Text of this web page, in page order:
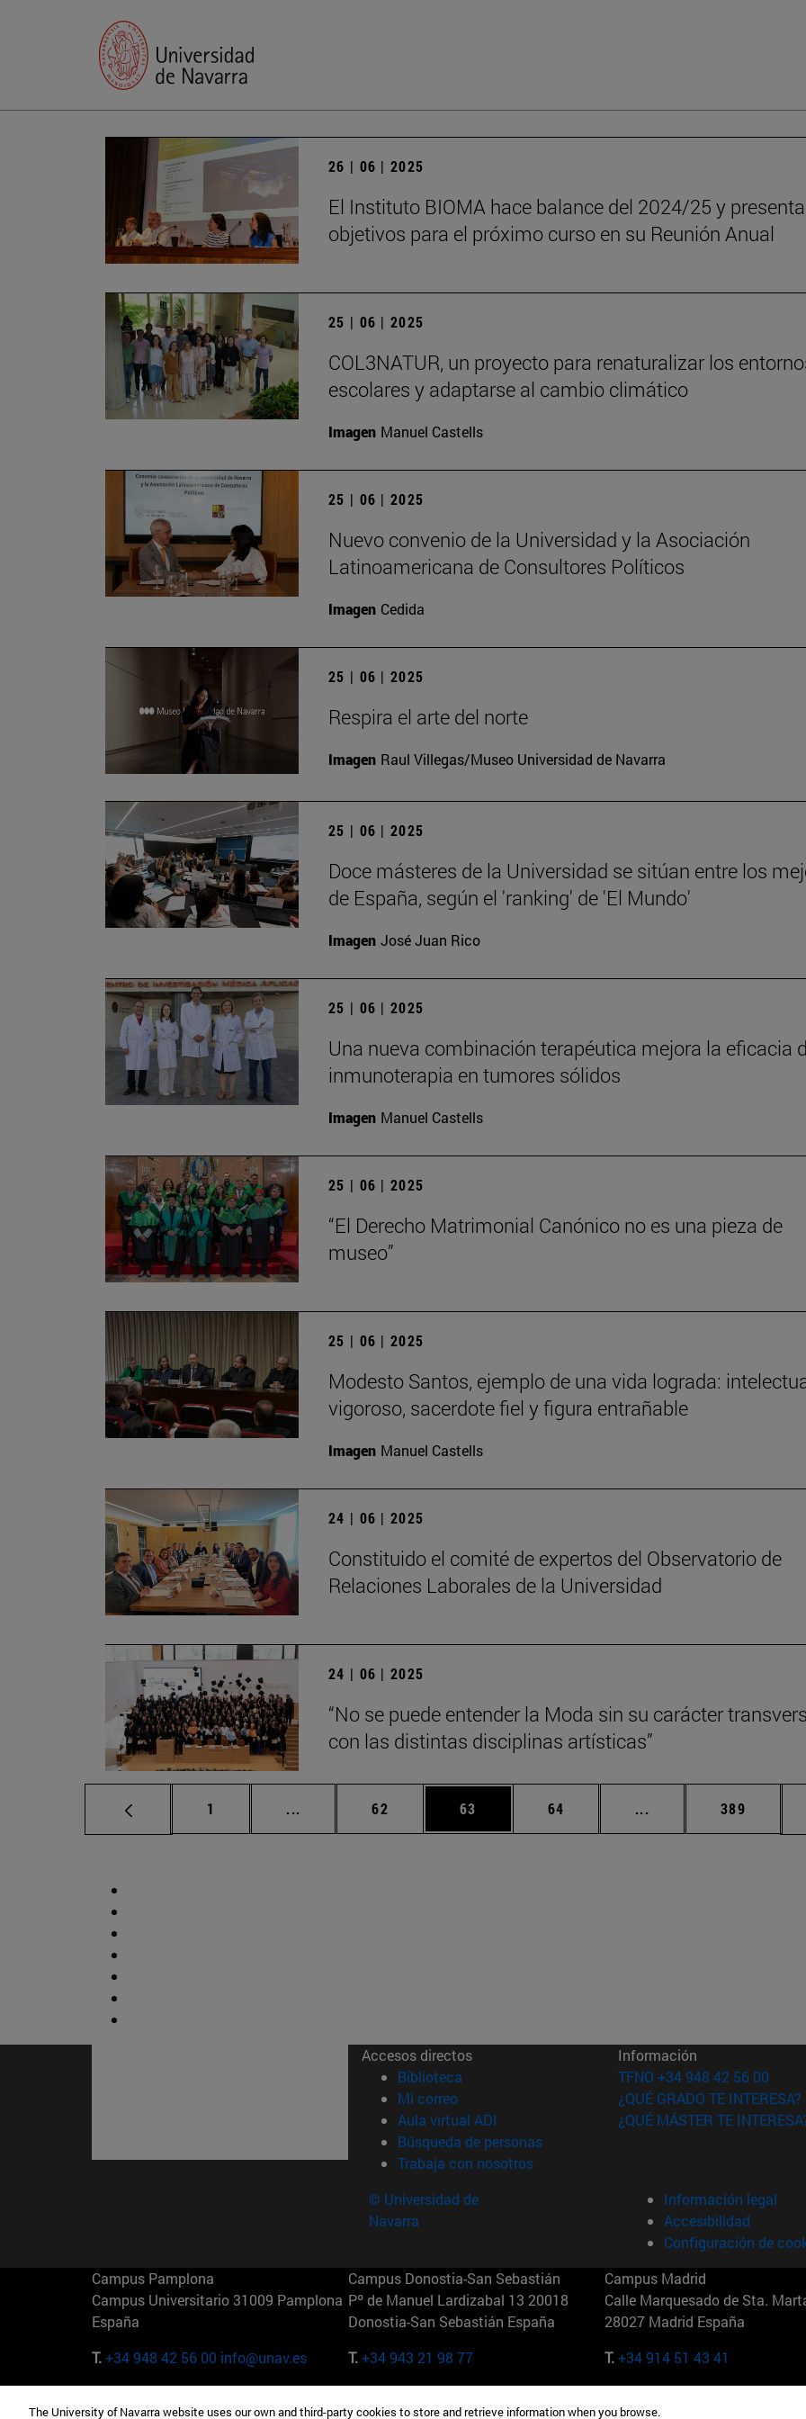
26 | 06 | 2025
El Instituto BIOMA hace balance del 2024/25 y
objetivos para el próximo curso en su Reunión Anual
25 | 06 | 2025
COL3NATUR, un proyecto para renaturalizar los
escolares y adaptarse al cambio climático
Imagen Manuel Castells
25 | 06 | 2025
Nuevo convenio de la Universidad y la Asociación
Latinoamericana de Consultores Políticos
Imagen Cedida
25 | 06 | 2025
Respira el arte del norte
Imagen Raul Villegas/Museo Universidad de Navarra
25 | 06 | 2025
Doce másteres de la Universidad se sitúan entre los
de España, según el 'ranking' de 'El Mundo'
Imagen José Juan Rico
25 | 06 | 2025
Una nueva combinación terapéutica mejora la eficacia
inmunoterapia en tumores sólidos
Imagen Manuel Castells
25 | 06 | 2025
“El Derecho Matrimonial Canónico no es una pieza de
museo”
25 | 06 | 2025
Modesto Santos, ejemplo de una vida lograda:
vigoroso, sacerdote fiel y figura entrañable
Imagen Manuel Castells
24 | 06 | 2025
Constituido el comité de expertos del Observatorio de
Relaciones Laborales de la Universidad
24 | 06 | 2025
“No se puede entender la Moda sin su carácter
con las distintas disciplinas artísticas”
Página
1 ... Páginas intermedias Use TAB para desplazarse.
Página
62 Página
63 Página
64 ... Páginas intermedias
Página
389
Accesos directos
Biblioteca (abre en nueva ventana)
Mi correo(abre en nueva ventana)
Aula virtual ADI (abre en nueva ventana)
Búsqueda de personas(abre en nueva ventana)
Trabaja con nosotros(abre en nueva ventana)
Información
TFNO +34 948 42 56 00
¿QUÉ GRADO TE INTERESA?
¿QUÉ MÁSTER TE
© Universidad de
Navarra
Información legal
Accesibilidad
Configuración de
Campus Pamplona
Campus Universitario 31009 Pamplona
España
T.+34 948 42 56 00 info@unav.es
Campus Donostia-San Sebastián
Pº de Manuel Lardizabal 13 20018
Donostia-San Sebastián España
T.+34 943 21 98 77
Campus Madrid
Calle Marquesado de Sta.
28027 Madrid España
T.+34 914 51 43 41
Camino del Cerro Águila 3 28023
165 W 57th St 10019-2201 Nueva York Maria-Theresia-Straße 15
The University of Navarra website uses our own and third-party cookies to store and retrieve information when you browse.